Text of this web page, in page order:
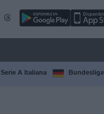
Serie A Italiana Bundesliga